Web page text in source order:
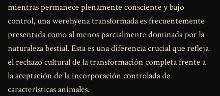
mientras permanece plenamente consciente y bajo
control, una werehyena transformada es frecuentemente
presentada como al menos parcialmente dominada por la
naturaleza bestial. Esta es una diferencia crucial que refleja
el rechazo cultural de la transformación completa frente a
la aceptación de la incorporación controlada de
características animales.